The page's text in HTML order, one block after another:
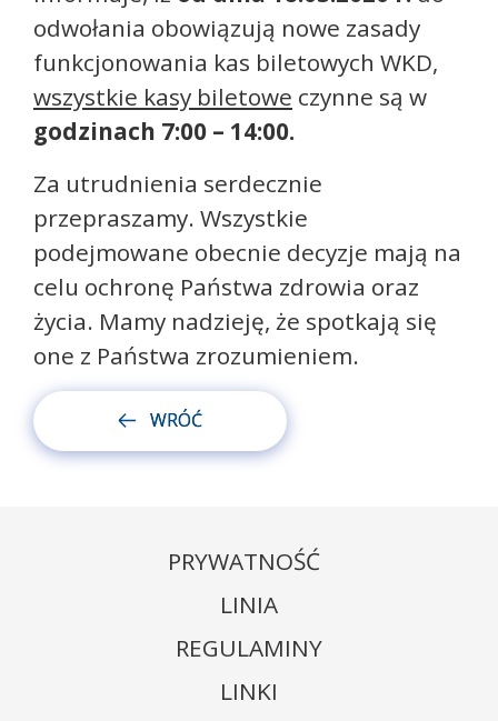
odwołania obowiązują nowe zasady
funkcjonowania kas biletowych WKD,
wszystkie kasy biletowe czynne są w
godzinach 7:00 – 14:00.
Za utrudnienia serdecznie
przepraszamy. Wszystkie
podejmowane obecnie decyzje mają na
celu ochronę Państwa zdrowia oraz
życia. Mamy nadzieję, że spotkają się
one z Państwa zrozumieniem.
WRÓĆ
PRYWATNOŚĆ
LINIA
REGULAMINY
LINKI